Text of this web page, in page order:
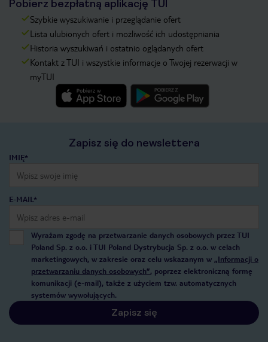
Pobierz bezpłatną aplikację TUI
Szybkie wyszukiwanie i przeglądanie ofert
Lista ulubionych ofert i możliwość ich udostępniania
Historia wyszukiwań i ostatnio oglądanych ofert
Kontakt z TUI i wszystkie informacje o Twojej rezerwacji w
myTUI
Zapisz się do newslettera
IMIĘ*
E-MAIL*
Wyrażam zgodę na przetwarzanie danych osobowych przez TUI
Poland Sp. z o.o. i TUI Poland Dystrybucja Sp. z o.o. w celach
marketingowych, w zakresie oraz celu wskazanym w „Informacji o
przetwarzaniu danych osobowych”, poprzez elektroniczną formę
komunikacji (e-mail), także z użyciem tzw. automatycznych
systemów wywołujących.
Zapisz się